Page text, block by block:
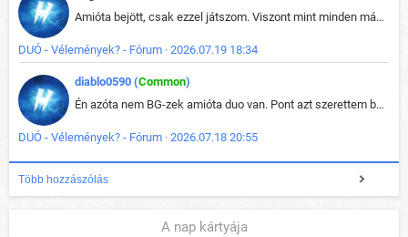
Amióta bejött, csak ezzel játszom. Viszont mint minden más - akár az alapjáték is, ez is baromira összetett lett. Néha már pár kör után is esélytelen az egész. Vagy irreállisan túltápol valaki, vagy lelép a partner, vagy csak hülye mint a segg. És amikor eljönne az én időm, na akkor jön el mindenki másé is. Engem jobban érdekelne, hogy ki milyen ratingen szokott játszani. Na ez lenne egy érdekes adat.
DUÓ - Vélemények? - Fórum · 2026.07.19 18:34
diablo0590 (Common)
Én azóta nem BG-zek amióta duo van. Pont azt szerettem benne, hogy rajtam múlik mi történik, nem pedig a társamon. Kérem vissza a régi BG-t :D
DUÓ - Vélemények? - Fórum · 2026.07.18 20:55
Több hozzászólás
A nap kártyája